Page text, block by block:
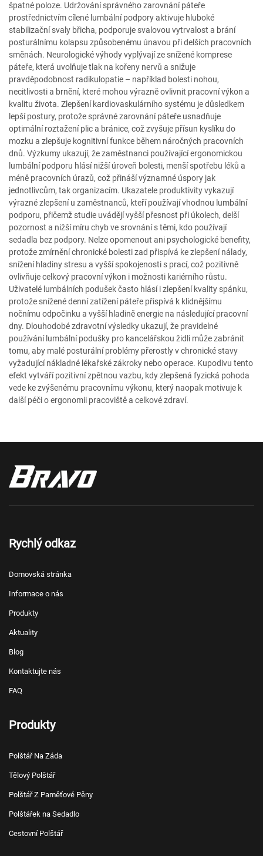
špatné poloze. Udržování správného zarovnání páteře
prostřednictvím cílené lumbální podpory aktivuje hluboké
stabilizační svaly břicha, podporuje svalovou vytrvalost a brání
posturálnímu kolapsu způsobenému únavou při delších pracovních
směnách. Neurologické výhody vyplývají ze snížené komprese
páteře, která uvolňuje tlak na kořeny nervů a snižuje
pravděpodobnost radikulopatie – například bolesti nohou,
necitlivosti a brnění, které mohou výrazně ovlivnit pracovní výkon a
kvalitu života. Zlepšení kardiovaskulárního systému je důsledkem
lepší postury, protože správné zarovnání páteře usnadňuje
optimální roztažení plic a bránice, což zvyšuje přísun kyslíku do
mozku a zlepšuje kognitivní funkce během náročných pracovních
dnů. Výzkumy ukazují, že zaměstnanci používající ergonomickou
lumbální podporu hlásí nižší úroveň bolesti, menší spotřebu léků a
méně pracovních úrazů, což přináší významné úspory jak
jednotlivcům, tak organizacím. Ukazatele produktivity vykazují
výrazné zlepšení u zaměstnanců, kteří používají vhodnou lumbální
podporu, přičemž studie uvádějí vyšší přesnost při úkolech, delší
pozornost a nižší míru chyb ve srovnání s těmi, kdo používají
sedadla bez podpory. Nelze opomenout ani psychologické benefity,
protože zmírnění chronické bolesti zad přispívá ke zlepšení nálady,
snížení hladiny stresu a vyšší spokojenosti s prací, což pozitivně
ovlivňuje celkový pracovní výkon i možnosti kariérního růstu.
Uživatelé lumbálních podušek často hlásí i zlepšení kvality spánku,
protože snížené denní zatížení páteře přispívá k klidnějšímu
nočnímu odpočinku a vyšší hladině energie na následující pracovní
dny. Dlouhodobé zdravotní výsledky ukazují, že pravidelné
používání lumbální podušky pro kancelářskou židli může zabránit
tomu, aby malé posturální problémy přerostly v chronické stavy
vyžadující nákladné lékařské zákroky nebo operace. Kupodivu tento
efekt vytváří pozitivní zpětnou vazbu, kdy zlepšená fyzická pohoda
vede ke zvýšenému pracovnímu výkonu, který naopak motivuje k
další péči o ergonomii pracoviště a celkové zdraví.
Rychlý odkaz
Domovská stránka
Informace o nás
Produkty
Aktuality
Blog
Kontaktujte nás
FAQ
Produkty
Polštář Na Záda
Tělový Polštář
Polštář Z Paměťové Pěny
Polštářek na Sedadlo
Cestovní Polštář